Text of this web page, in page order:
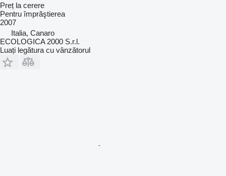
Preț la cerere
Pentru împrăştierea
2007
Italia, Canaro
ECOLOGICA 2000 S.r.l.
Luați legătura cu vânzătorul